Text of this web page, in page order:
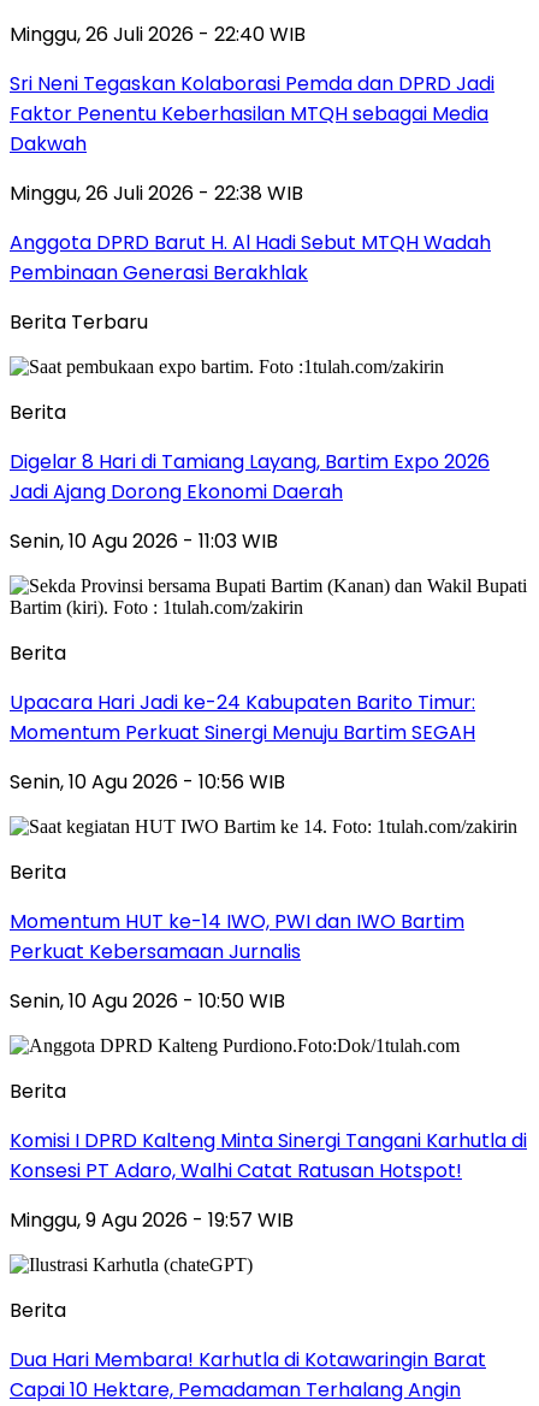
Minggu, 26 Juli 2026 - 22:40 WIB
Sri Neni Tegaskan Kolaborasi Pemda dan DPRD Jadi
Faktor Penentu Keberhasilan MTQH sebagai Media
Dakwah
Minggu, 26 Juli 2026 - 22:38 WIB
Anggota DPRD Barut H. Al Hadi Sebut MTQH Wadah
Pembinaan Generasi Berakhlak
Berita Terbaru
Berita
Digelar 8 Hari di Tamiang Layang, Bartim Expo 2026
Jadi Ajang Dorong Ekonomi Daerah
Senin, 10 Agu 2026 - 11:03 WIB
Berita
Upacara Hari Jadi ke-24 Kabupaten Barito Timur:
Momentum Perkuat Sinergi Menuju Bartim SEGAH
Senin, 10 Agu 2026 - 10:56 WIB
Berita
Momentum HUT ke-14 IWO, PWI dan IWO Bartim
Perkuat Kebersamaan Jurnalis
Senin, 10 Agu 2026 - 10:50 WIB
Berita
Komisi I DPRD Kalteng Minta Sinergi Tangani Karhutla di
Konsesi PT Adaro, Walhi Catat Ratusan Hotspot!
Minggu, 9 Agu 2026 - 19:57 WIB
Berita
Dua Hari Membara! Karhutla di Kotawaringin Barat
Capai 10 Hektare, Pemadaman Terhalang Angin